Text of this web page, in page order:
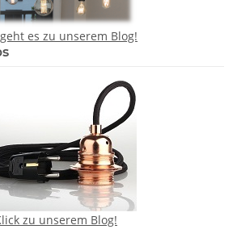
es zu unserem Blog!
zu unserem Blog!